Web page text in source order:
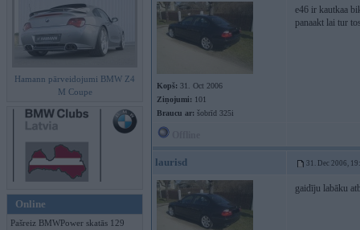
Hamann pārveidojumi BMW Z4
M Coupe
Online
Pašreiz BMWPower skatās 129
Kopš: 31. Oct 2006
Ziņojumi: 101
Braucu ar: šobrīd 325i
e46 ir kautkaa
panaakt lai tur
laurisd 31. Dec 2006,
gaidīju labāku